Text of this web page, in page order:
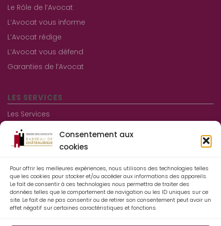
Consentement aux
cookies
Pour offrir les meilleures expériences, nous utilisons des technologies telles
que les cookies pour stocker et/ou accéder aux informations des appareils.
Le fait de consentir à ces technologies nous permettra de traiter des
données telles que le comportement de navigation ou les ID uniques sur ce
site. Le fait de ne pas consentir ou de retirer son consentement peut avoir un
effet négatif sur certaines caractéristiques et fonctions.
Le Rôle de l’Avocat
L’Avocat vous informe
L’Avocat rédige
L’Avocat vous défend
Garanties de l’Avocat
LES SERVICES
Les Services
Les consultations gratuites
Aide juridictionnelle
Informations pratiques
Contact
Mentions légales